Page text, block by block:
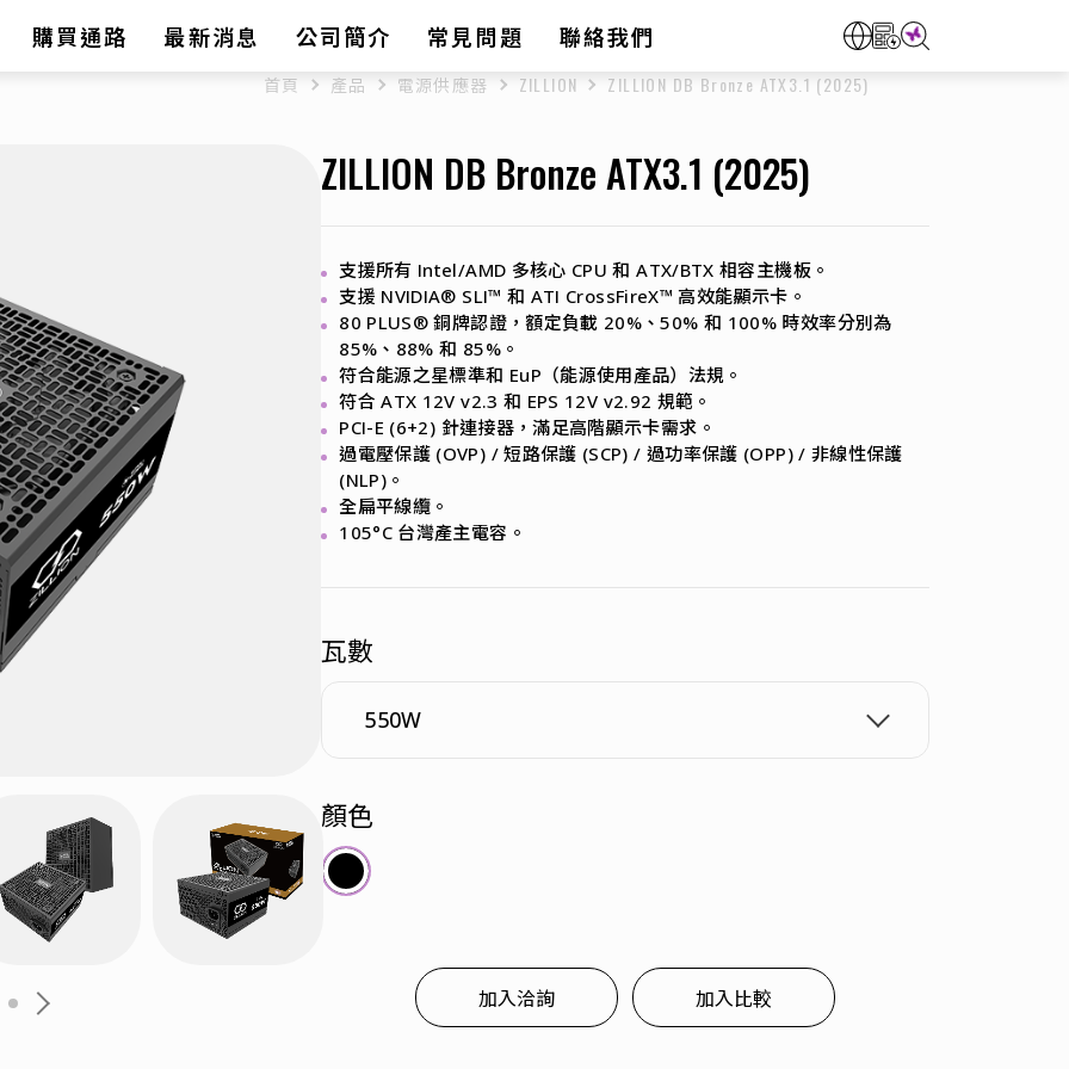
購買通路 最新消息 公司簡介 常見問題 聯絡我們
首頁 產品 電源供應器 ZILLION ZILLION DB Bronze ATX3.1 (2025)
ZILLION DB Bronze ATX3.1 (2025)
支援所有 Intel/AMD 多核心 CPU 和 ATX/BTX 相容主機板。
支援 NVIDIA® SLI™ 和 ATI CrossFireX™​​ 高效能顯示卡。
80 PLUS® 銅牌認證，額定負載 20%、50% 和 100% 時效率分別為
85%、88% 和 85%。
符合能源之星標準和 EuP（能源使用產品）法規。
符合 ATX 12V v2.3 和 EPS 12V v2.92 規範。
PCI-E (6+2) 針連接器，滿足高階顯示卡需求。
過電壓保護 (OVP) / 短路保護 (SCP) / 過功率保護 (OPP) / 非線性保護
(NLP)。
全扁平線纜。
105°C 台灣產主電容。
瓦數
顏色
加入洽詢 加入比較